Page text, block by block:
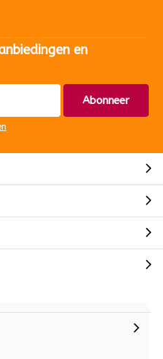
en
Abonneer